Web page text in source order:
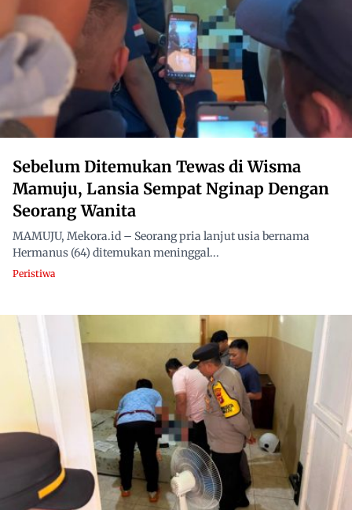
Sebelum Ditemukan Tewas di Wisma
Mamuju, Lansia Sempat Nginap Dengan
Seorang Wanita
MAMUJU, Mekora.id – Seorang pria lanjut usia bernama
Hermanus (64) ditemukan meninggal...
Peristiwa